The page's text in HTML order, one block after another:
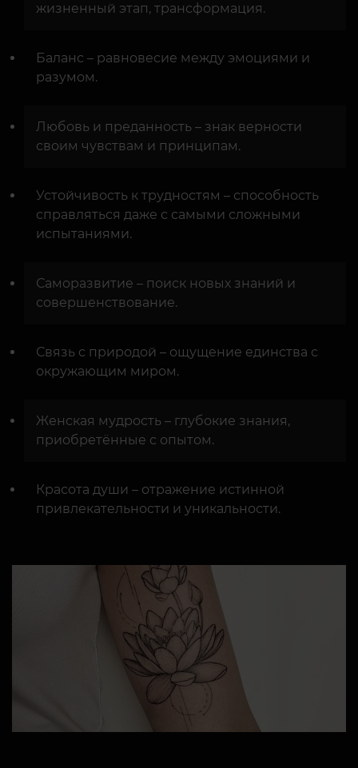
жизненный этап, трансформация.
Баланс – равновесие между эмоциями и
разумом.
Любовь и преданность – знак верности
своим чувствам и принципам.
Устойчивость к трудностям – способность
справляться даже с самыми сложными
испытаниями.
Саморазвитие – поиск новых знаний и
совершенствование.
Связь с природой – ощущение единства с
окружающим миром.
Женская мудрость – глубокие знания,
приобретённые с опытом.
Красота души – отражение истинной
привлекательности и уникальности.